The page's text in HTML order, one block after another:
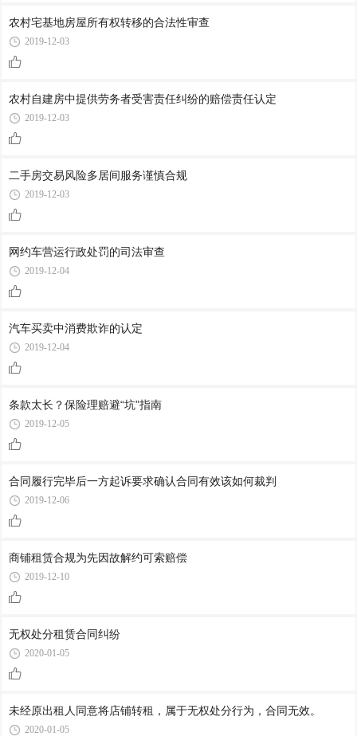
农村宅基地房屋所有权转移的合法性审查
2019-12-03
农村自建房中提供劳务者受害责任纠纷的赔偿责任认定
2019-12-03
二手房交易风险多居间服务谨慎合规
2019-12-03
网约车营运行政处罚的司法审查
2019-12-04
汽车买卖中消费欺诈的认定
2019-12-04
条款太长？保险理赔避“坑”指南
2019-12-05
合同履行完毕后一方起诉要求确认合同有效该如何裁判
2019-12-06
商铺租赁合规为先因故解约可索赔偿
2019-12-10
无权处分租赁合同纠纷
2020-01-05
未经原出租人同意将店铺转租，属于无权处分行为，合同无效。
2020-01-05